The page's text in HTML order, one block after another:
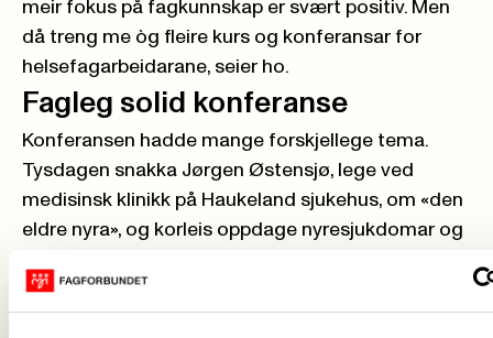
meir fokus på fagkunnskap er svært positiv. Men
då treng me òg fleire kurs og konferansar for
helsefagarbeidarane, seier ho.
Fagleg solid konferanse
Konferansen hadde mange forskjellege tema.
Tysdagen snakka Jørgen Østensjø, lege ved
medisinsk klinikk på Haukeland sjukehus, om «den
eldre nyra», og korleis oppdage nyresjukdomar og
snakka Malin Mandelid Kleppe, rådgjevar ved
poliklinikk for overvekt ved Haukeland, om